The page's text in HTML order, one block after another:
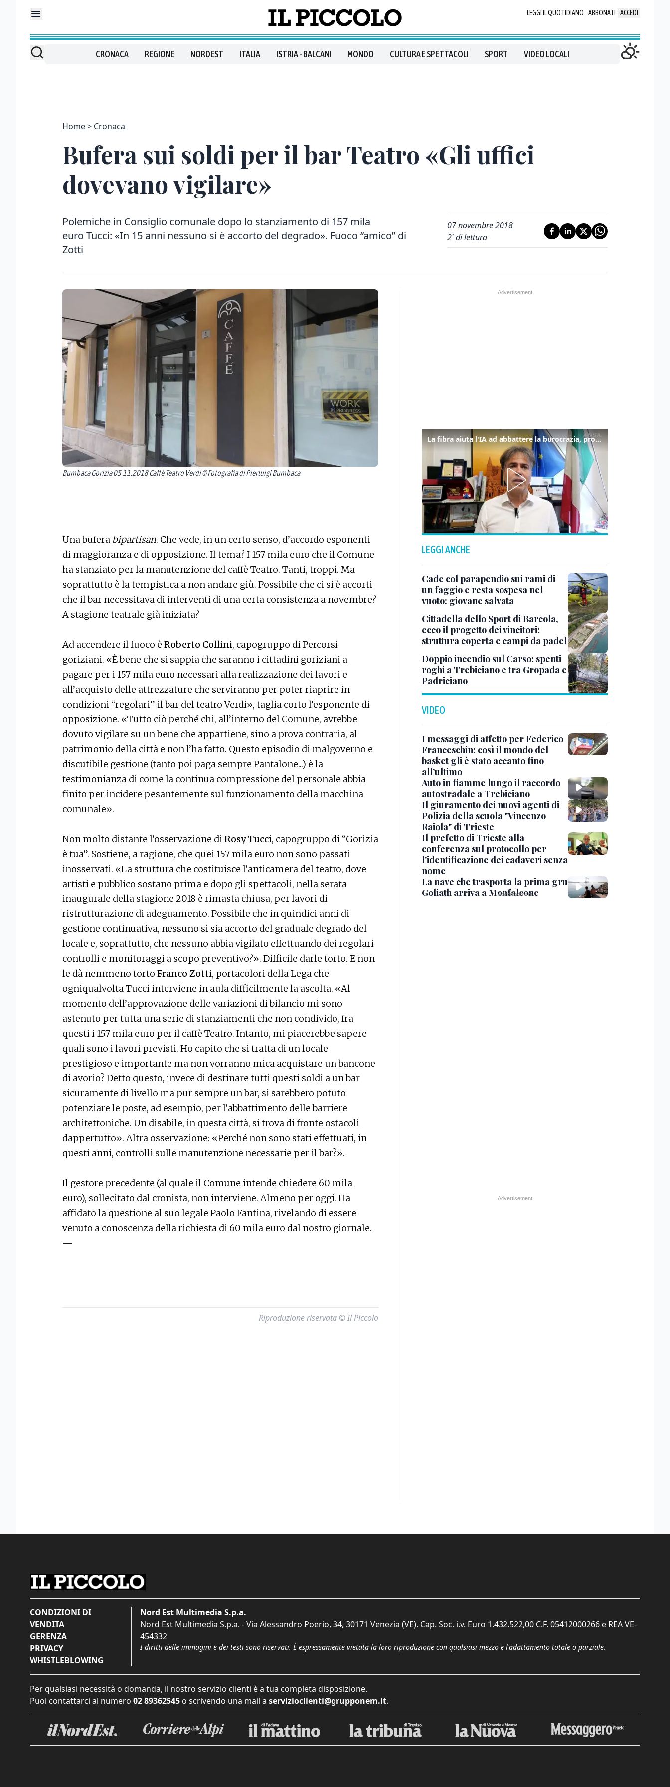
LEGGI IL QUOTIDIANO ABBONATI ACCEDI
CRONACA REGIONE NORDEST ITALIA ISTRIA - BALCANI MONDO CULTURA E SPETTACOLI SPORT VIDEO LOCALI
Home Cronaca
Bufera sui soldi per il bar Teatro «Gli uffici
dovevano vigilare»
Polemiche in Consiglio comunale dopo lo stanziamento di 157 mila
euro Tucci: «In 15 anni nessuno si è accorto del degrado». Fuoco “amico” di
Zotti
07 novembre 2018
2' di lettura
Bumbaca Gorizia 05.11.2018 Caffè Teatro Verdi © Fotografia di Pierluigi Bumbaca
Una bufera bipartisan. Che vede, in un certo senso, d’accordo esponenti
di maggioranza e di opposizione. Il tema? I 157 mila euro che il Comune
ha stanziato per la manutenzione del caffè Teatro. Tanti, troppi. Ma
soprattutto è la tempistica a non andare giù. Possibile che ci si è accorti
che il bar necessitava di interventi di una certa consistenza a novembre?
A stagione teatrale già iniziata?
Ad accendere il fuoco è Roberto Collini, capogruppo di Percorsi
goriziani. «È bene che si sappia che saranno i cittadini goriziani a
pagare per i 157 mila euro necessari alla realizzazione dei lavori e
all’acquisto delle attrezzature che serviranno per poter riaprire in
condizioni “regolari” il bar del teatro Verdi», taglia corto l’esponente di
opposizione. «Tutto ciò perché chi, all’interno del Comune, avrebbe
dovuto vigilare su un bene che appartiene, sino a prova contraria, al
patrimonio della città e non l’ha fatto. Questo episodio di malgoverno e
discutibile gestione (tanto poi paga sempre Pantalone...) è la
testimonianza di come la continua compressione del personale abbia
finito per incidere pesantemente sul funzionamento della macchina
comunale».
Non molto distante l’osservazione diRosy Tucci, capogruppo di “Gorizia
è tua”. Sostiene, a ragione, che quei 157 mila euro non sono passati
inosservati. «La struttura che costituisce l’anticamera del teatro, dove
artisti e pubblico sostano prima e dopo gli spettacoli, nella serata
inaugurale della stagione 2018 è rimasta chiusa, per lavori di
ristrutturazione di adeguamento. Possibile che in quindici anni di
gestione continuativa, nessuno si sia accorto del graduale degrado del
locale e, soprattutto, che nessuno abbia vigilato effettuando dei regolari
controlli e monitoraggi a scopo preventivo?». Difficile darle torto. E non
le dà nemmeno torto Franco Zotti, portacolori della Lega che
ogniqualvolta Tucci interviene in aula difficilmente la ascolta. «Al
momento dell’approvazione delle variazioni di bilancio mi sono
astenuto per tutta una serie di stanziamenti che non condivido, fra
questi i 157 mila euro per il caffè Teatro. Intanto, mi piacerebbe sapere
quali sono i lavori previsti. Ho capito che si tratta di un locale
prestigioso e importante ma non vorranno mica acquistare un bancone
di avorio? Detto questo, invece di destinare tutti questi soldi a un bar
sicuramente di livello ma pur sempre un bar, si sarebbero potuto
potenziare le poste, ad esempio, per l’abbattimento delle barriere
architettoniche. Un disabile, in questa città, si trova di fronte ostacoli
dappertutto». Altra osservazione: «Perché non sono stati effettuati, in
questi anni, controlli sulle manutenzione necessarie per il bar?».
Il gestore precedente (al quale il Comune intende chiedere 60 mila
euro), sollecitato dal cronista, non interviene. Almeno per oggi. Ha
affidato la questione al suo legale Paolo Fantina, rivelando di essere
venuto a conoscenza della richiesta di 60 mila euro dal nostro giornale.
—
Riproduzione riservata © Il Piccolo
La fibra aiuta l'IA ad abbattere la burocrazia, progetto pilota in Veneto
LEGGI ANCHE
Cade col parapendio sui rami di
un faggio e resta sospesa nel
vuoto: giovane salvata
Cittadella dello Sport di Barcola,
ecco il progetto dei vincitori:
struttura coperta e campi da padel
Doppio incendio sul Carso: spenti
roghi a Trebiciano e tra Gropada e
Padriciano
VIDEO
I messaggi di affetto per Federico
Franceschin: così il mondo del
basket gli è stato accanto fino
all’ultimo
Auto in fiamme lungo il raccordo
autostradale a Trebiciano
Il giuramento dei nuovi agenti di
Polizia della scuola "Vincenzo
Raiola" di Trieste
Il prefetto di Trieste alla
conferenza sul protocollo per
l'identificazione dei cadaveri senza
nome
La nave che trasporta la prima gru
Goliath arriva a Monfalcone
CONDIZIONI DI
VENDITA
GERENZA
PRIVACY
WHISTLEBLOWING
Nord Est Multimedia S.p.a.
Nord Est Multimedia S.p.a. - Via Alessandro Poerio, 34, 30171 Venezia (VE). Cap. Soc. i.v. Euro 1.432.522,00 C.F. 05412000266 e REA VE-
454332
I diritti delle immagini e dei testi sono riservati. È espressamente vietata la loro riproduzione con qualsiasi mezzo e l'adattamento totale o parziale.
Per qualsiasi necessità o domanda, il nostro servizio clienti è a tua completa disposizione.
Puoi contattarci al numero 02 89362545 o scrivendo una mail a servizioclienti@grupponem.it.